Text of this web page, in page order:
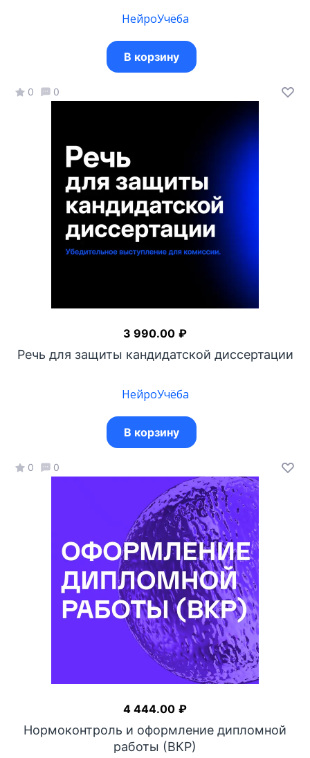
НейроУчёба
В корзину
0 0
Речь для защиты кандидатской диссертации
НейроУчёба
3 990.00 ₽
В корзину
0 0
Нормоконтроль и оформление дипломной
работы (ВКР)
4 444.00 ₽